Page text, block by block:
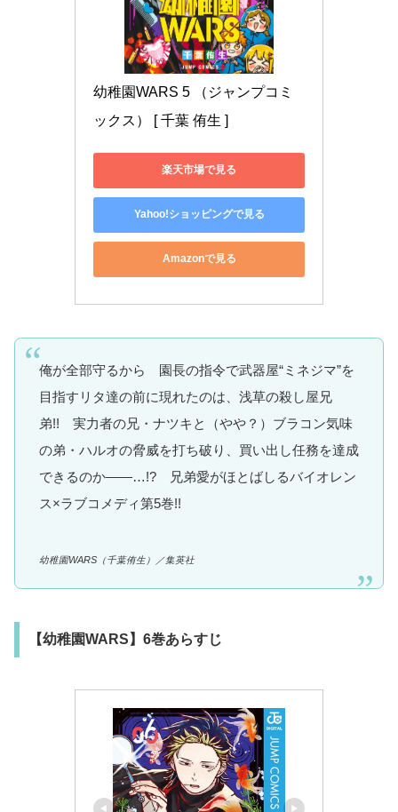
幼稚園WARS 5 （ジャンプコミ
ックス） [ 千葉 侑生 ]
楽天市場で見る
Yahoo!ショッピングで見る
Amazonで見る
俺が全部守るから 園長の指令で武器屋“ミネジマ”を
目指すリタ達の前に現れたのは、浅草の殺し屋兄
弟!! 実力者の兄・ナツキと（やや？）ブラコン気味
の弟・ハルオの脅威を打ち破り、買い出し任務を達成
できるのか――…!? 兄弟愛がほとばしるバイオレン
ス×ラブコメディ第5巻!!
幼稚園WARS（千葉侑生）／集英社
【幼稚園WARS】6巻あらすじ